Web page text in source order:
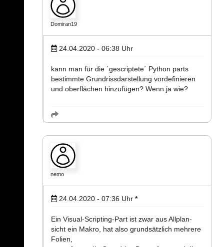
Domiran19
24.04.2020 - 06:38 Uhr
kann man für die ´gescriptete´ Python parts
bestimmte Grundrissdarstellung vordefinieren
und oberflächen hinzufügen? Wenn ja wie?
nemo
24.04.2020 - 07:36 Uhr *
Ein Visual-Scripting-Part ist zwar aus Allplan-
sicht ein Makro, hat also grundsätzlich mehrere
Folien,